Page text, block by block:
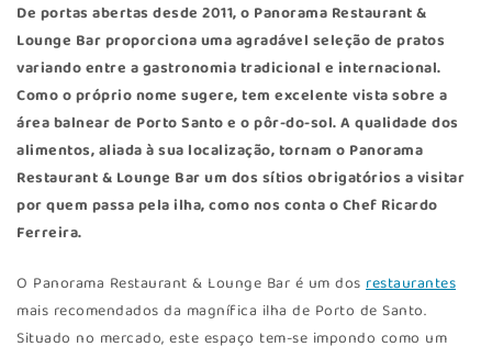
De portas abertas desde 2011, o Panorama Restaurant &
Lounge Bar proporciona uma agradável seleção de pratos
variando entre a gastronomia tradicional e internacional.
Como o próprio nome sugere, tem excelente vista sobre a
área balnear de Porto Santo e o pôr-do-sol. A qualidade dos
alimentos, aliada à sua localização, tornam o Panorama
Restaurant & Lounge Bar um dos sítios obrigatórios a visitar
por quem passa pela ilha, como nos conta o Chef Ricardo
Ferreira.
O Panorama Restaurant & Lounge Bar é um dos restaurantes
mais recomendados da magnífica ilha de Porto de Santo.
Situado no mercado, este espaço tem-se impondo como um